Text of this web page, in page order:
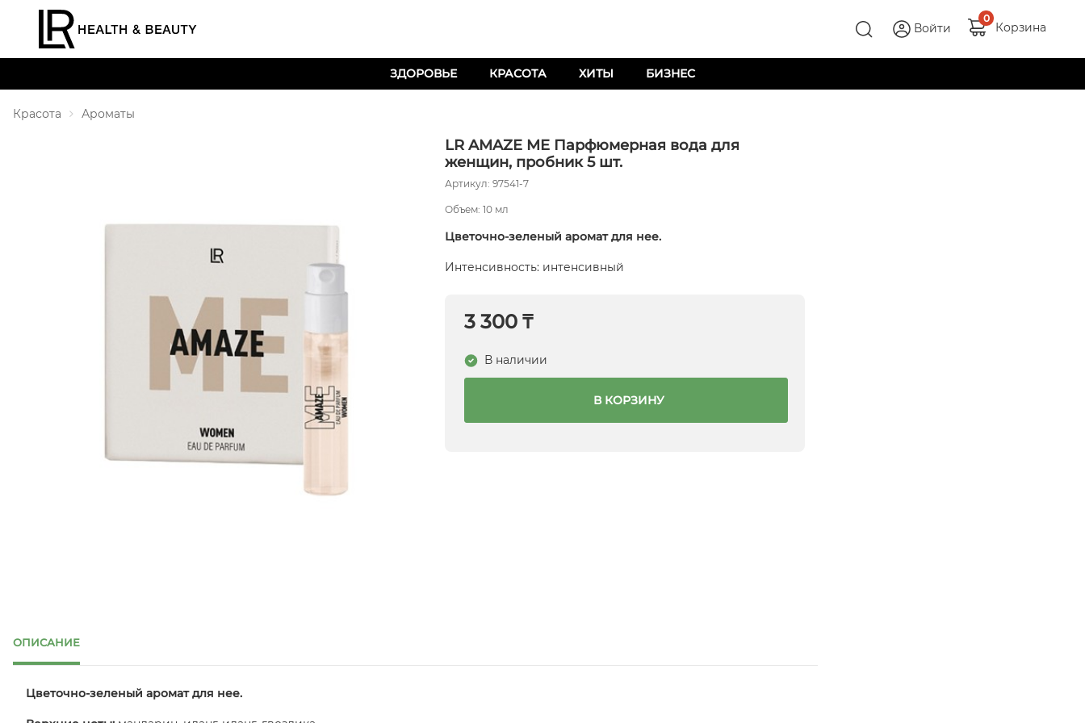
Войти
0
Корзина
ЗДОРОВЬЕ КРАСОТА ХИТЫ БИЗНЕС
Красота Ароматы
LR AMAZE ME Парфюмерная вода для
женщин, пробник 5 шт.
Артикул: 97541-7
Объем: 10 мл
Цветочно-зеленый аромат для нее.
Интенсивность: интенсивный
3 300 ₸
В наличии
В КОРЗИНУ
ОПИСАНИЕ
Цветочно-зеленый аромат для нее.